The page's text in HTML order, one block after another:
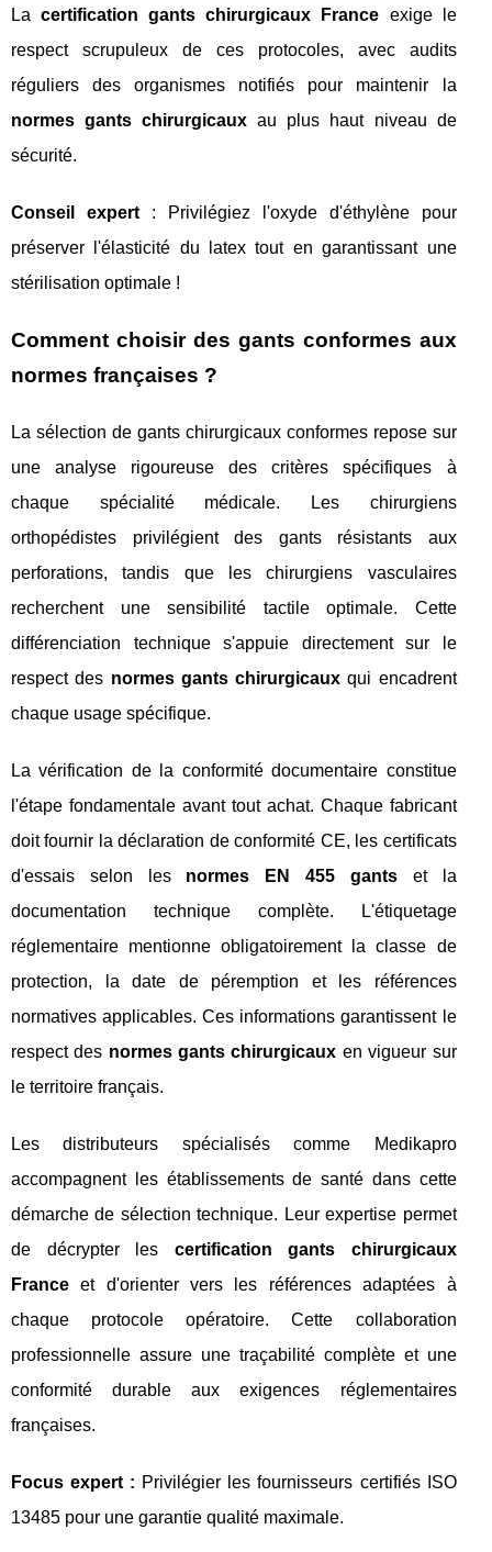
Lacertification gants chirurgicaux France exige le
respect scrupuleux de ces protocoles, avec audits
réguliers des organismes notifiés pour maintenir la
normes gants chirurgicaux au plus haut niveau de
sécurité.
Conseil expert: Privilégiez l'oxyde d'éthylène pour
préserver l'élasticité du latex tout en garantissant une
stérilisation optimale !
Comment choisir des gants conformes aux
normes françaises ?
La sélection de gants chirurgicaux conformes repose sur
une analyse rigoureuse des critères spécifiques à
chaque spécialité médicale. Les chirurgiens
orthopédistes privilégient des gants résistants aux
perforations, tandis que les chirurgiens vasculaires
recherchent une sensibilité tactile optimale. Cette
différenciation technique s'appuie directement sur le
respect des normes gants chirurgicaux qui encadrent
chaque usage spécifique.
La vérification de la conformité documentaire constitue
l'étape fondamentale avant tout achat. Chaque fabricant
doit fournir la déclaration de conformité CE, les certificats
d'essais selon les normes EN 455 gantset la
documentation technique complète. L'étiquetage
réglementaire mentionne obligatoirement la classe de
protection, la date de péremption et les références
normatives applicables. Ces informations garantissent le
respect des normes gants chirurgicaux en vigueur sur
le territoire français.
Les distributeurs spécialisés comme Medikapro
accompagnent les établissements de santé dans cette
démarche de sélection technique. Leur expertise permet
de décrypter les certification gants chirurgicaux
France et d'orienter vers les références adaptées à
chaque protocole opératoire. Cette collaboration
professionnelle assure une traçabilité complète et une
conformité durable aux exigences réglementaires
françaises.
Focus expert : Privilégier les fournisseurs certifiés ISO
13485 pour une garantie qualité maximale.